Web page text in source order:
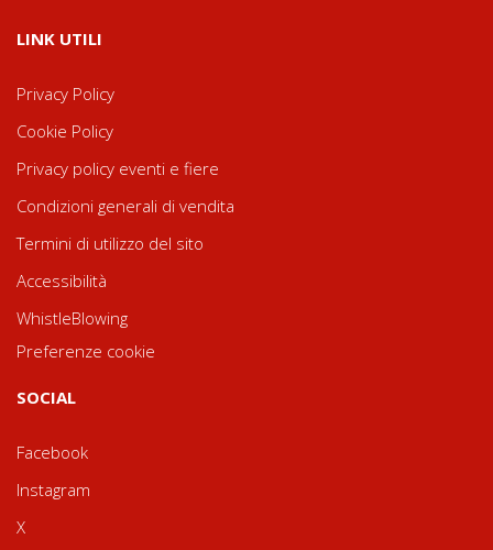
LINK UTILI
Privacy Policy
Cookie Policy
Privacy policy eventi e fiere
Condizioni generali di vendita
Termini di utilizzo del sito
Accessibilità
WhistleBlowing
Preferenze cookie
SOCIAL
Facebook
Instagram
X